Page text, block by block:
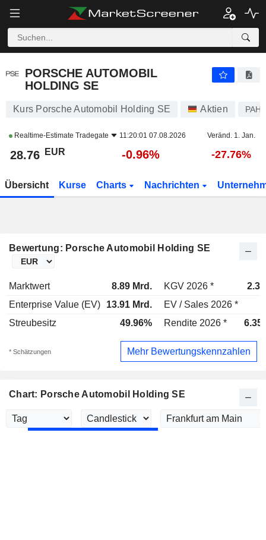
PORSCHE AUTOMOBIL
HOLDING SE
Kurs Porsche Automobil Holding SE Aktien
Realtime-Estimate Tradegate 11:20:01 07.08.2026 Veränd. 1. Jan.
28.76 EUR -0.96% -27.76%
Übersicht Kurse Charts Nachrichten
Bewertung: Porsche Automobil Holding SE
Marktwert 8.89 Mrd. KGV 2026 *
Enterprise Value (EV)
13.91 Mrd.
EV / Sales 2026 *
Streubesitz
49.96% Rendite 2026 *
* Schätzungen Mehr Bewertungskennzahlen
Chart: Porsche Automobil Holding SE